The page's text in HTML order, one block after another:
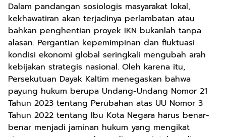
Dalam pandangan sosiologis masyarakat lokal,
kekhawatiran akan terjadinya perlambatan atau
bahkan penghentian proyek IKN bukanlah tanpa
alasan. Pergantian kepemimpinan dan fluktuasi
kondisi ekonomi global seringkali mengubah arah
kebijakan strategis nasional. Oleh karena itu,
Persekutuan Dayak Kaltim menegaskan bahwa
payung hukum berupa Undang-Undang Nomor 21
Tahun 2023 tentang Perubahan atas UU Nomor 3
Tahun 2022 tentang Ibu Kota Negara harus benar-
benar menjadi jaminan hukum yang mengikat